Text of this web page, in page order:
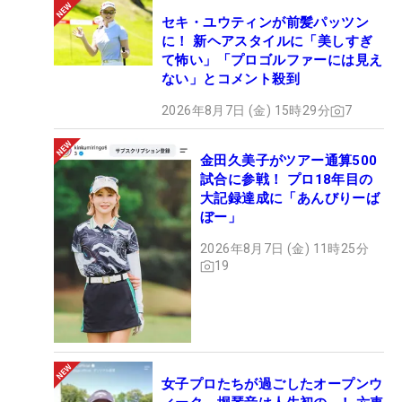
セキ・ユウティンが前髪パッツン
に！ 新ヘアスタイルに「美しすぎ
て怖い」「プロゴルファーには見え
ない」とコメント殺到
2026年8月7日 (金) 15時29分 7
金田久美子がツアー通算500
試合に参戦！ プロ18年目の
大記録達成に「あんびりーば
ぼー」
2026年8月7日 (金) 11時25分
19
女子プロたちが過ごしたオープンウ